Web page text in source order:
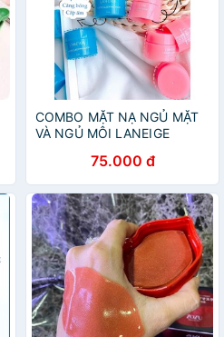
COMBO MẶT NẠ NGỦ MẶT
VÀ NGỦ MÔI LANEIGE
75.000 đ